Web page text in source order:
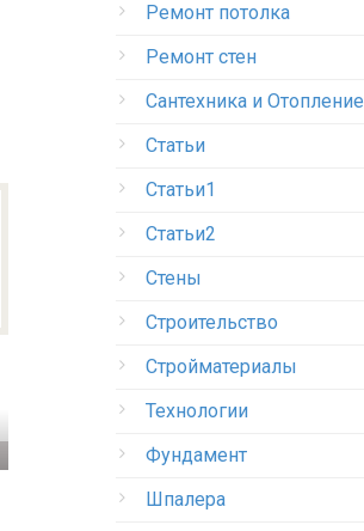
Ремонт потолка
Ремонт стен
Сантехника и Отопление
Статьи
Статьи1
Статьи2
Стены
Строительство
Стройматериалы
Технологии
Фундамент
Шпалера